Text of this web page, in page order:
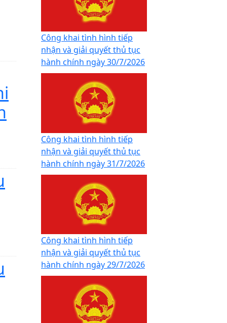
Công khai tình hình tiếp
nhận và giải quyết thủ tục
hành chính ngày 30/7/2026
Công khai tình hình tiếp
nhận và giải quyết thủ tục
hành chính ngày 31/7/2026
Công khai tình hình tiếp
nhận và giải quyết thủ tục
hành chính ngày 29/7/2026